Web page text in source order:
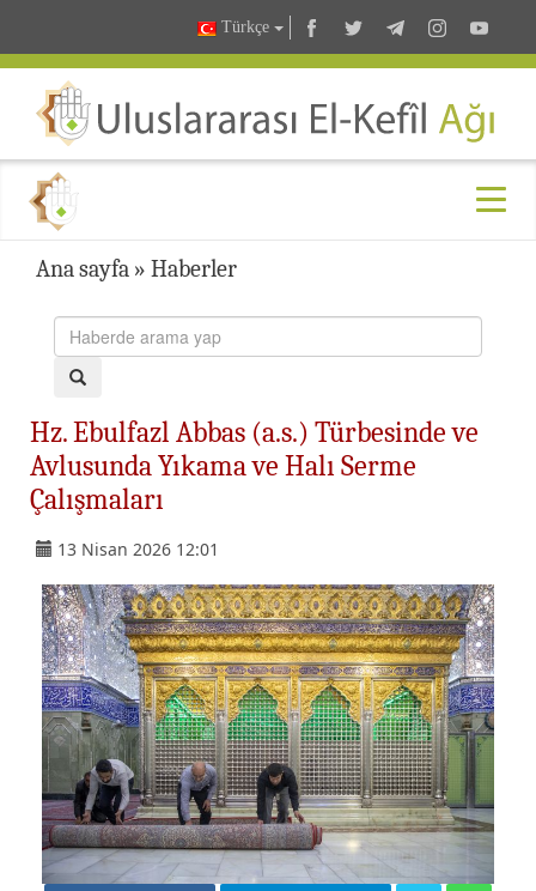
Türkçe
Ana sayfa » Haberler
Hz. Ebulfazl Abbas (a.s.) Türbesinde ve
Avlusunda Yıkama ve Halı Serme
Çalışmaları
13 Nisan 2026 12:01